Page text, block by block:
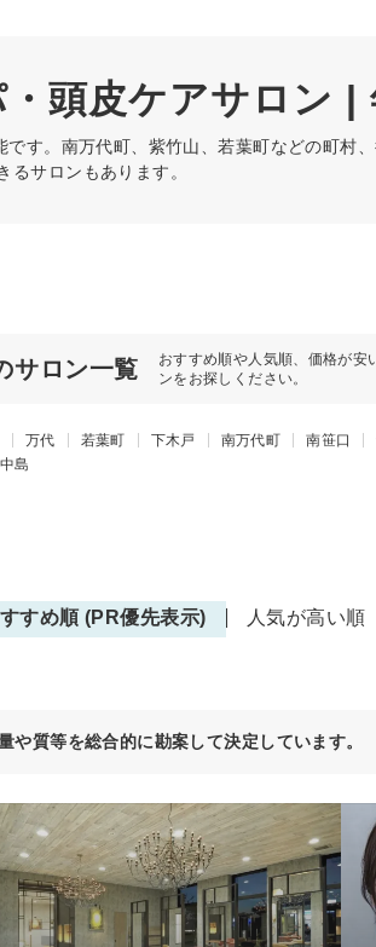
頭皮ケアサロン |
す。南万代町、紫竹山、若葉町などの町村
サロンもあります。
サロン一覧
おすすめ順や人気順、価格が安
ンをお探しください。
万代 若葉町 下木戸 南万代町 南笹口
島
すめ順 (PR優先表示) 人気が高い順
質等を総合的に勘案して決定しています。